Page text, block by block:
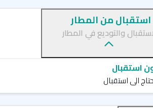
استقبال من المطار
والتوديع في المطار
استقبال
الى استقبال